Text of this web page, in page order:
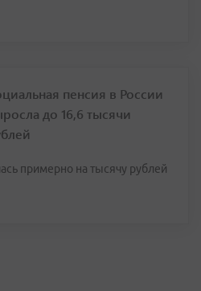
пенсия в России
до 16,6 тысячи
примерно на тысячу рублей